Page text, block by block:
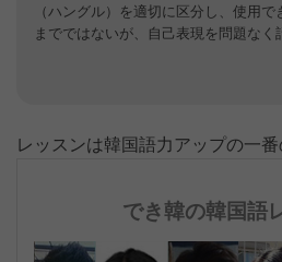
（ハングル）を適切に区分し、使用
までではないが、自己表現を問題なく
レッスンは韓国語力アップの一番
でき韓の韓国語